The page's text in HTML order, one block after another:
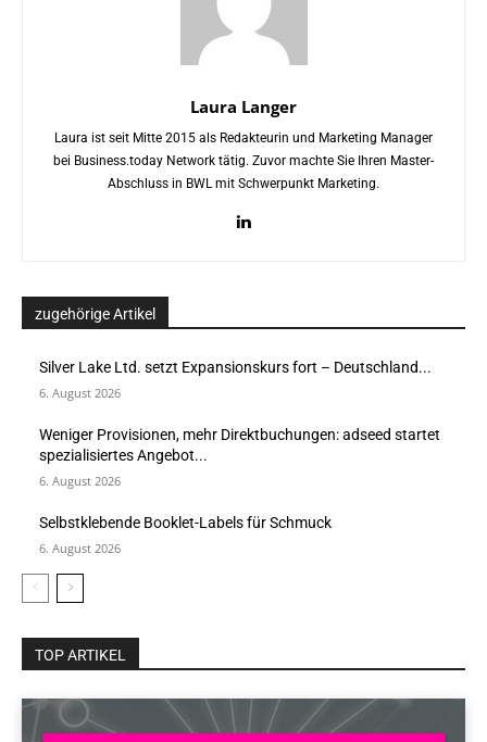
Laura Langer
Laura ist seit Mitte 2015 als Redakteurin und Marketing Manager
bei Business.today Network tätig. Zuvor machte Sie Ihren Master-
Abschluss in BWL mit Schwerpunkt Marketing.
zugehörige Artikel
Silver Lake Ltd. setzt Expansionskurs fort – Deutschland...
6. August 2026
Weniger Provisionen, mehr Direktbuchungen: adseed startet
spezialisiertes Angebot...
6. August 2026
Selbstklebende Booklet-Labels für Schmuck
6. August 2026
TOP ARTIKEL